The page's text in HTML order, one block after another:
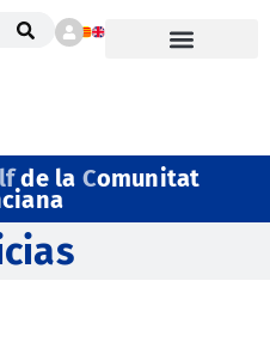
de la Comunitat